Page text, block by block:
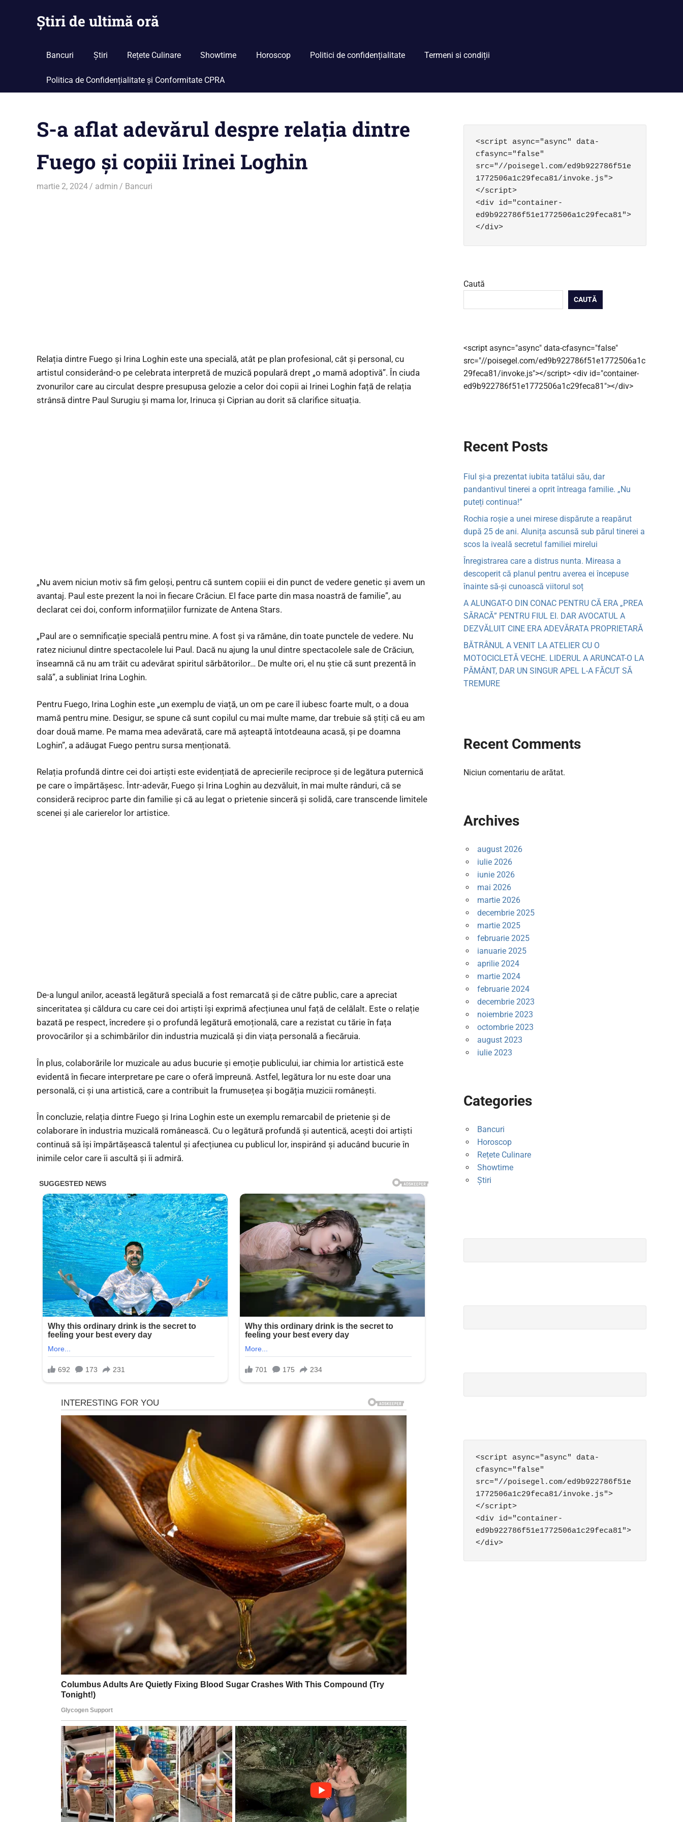
Știri de ultimă oră
curent
Bancuri Știri Rețete Culinare Showtime Horoscop Politici de confidențialitate Termeni si condiții
Politica de Confidențialitate și Conformitate CPRA
S-a aflat adevărul despre relația dintre
Fuego și copiii Irinei Loghin
martie 2, 2024 admin Bancuri
Relația dintre Fuego și Irina Loghin este una specială, atât pe plan profesional, cât și personal, cu
artistul considerând-o pe celebrata interpretă de muzică populară drept „o mamă adoptivă”. În ciuda
zvonurilor care au circulat despre presupusa gelozie a celor doi copii ai Irinei Loghin față de relația
strânsă dintre Paul Surugiu și mama lor, Irinuca și Ciprian au dorit să clarifice situația.
„Nu avem niciun motiv să fim geloși, pentru că suntem copiii ei din punct de vedere genetic și avem un
avantaj. Paul este prezent la noi în fiecare Crăciun. El face parte din masa noastră de familie”, au
declarat cei doi, conform informațiilor furnizate de Antena Stars.
„Paul are o semnificație specială pentru mine. A fost și va rămâne, din toate punctele de vedere. Nu
ratez niciunul dintre spectacolele lui Paul. Dacă nu ajung la unul dintre spectacolele sale de Crăciun,
înseamnă că nu am trăit cu adevărat spiritul sărbătorilor… De multe ori, el nu știe că sunt prezentă în
sală”, a subliniat Irina Loghin.
Pentru Fuego, Irina Loghin este „un exemplu de viață, un om pe care îl iubesc foarte mult, o a doua
mamă pentru mine. Desigur, se spune că sunt copilul cu mai multe mame, dar trebuie să știți că eu am
doar două mame. Pe mama mea adevărată, care mă așteaptă întotdeauna acasă, și pe doamna
Loghin”, a adăugat Fuego pentru sursa menționată.
Relația profundă dintre cei doi artiști este evidențiată de aprecierile reciproce și de legătura puternică
pe care o împărtășesc. Într-adevăr, Fuego și Irina Loghin au dezvăluit, în mai multe rânduri, că se
consideră reciproc parte din familie și că au legat o prietenie sinceră și solidă, care transcende limitele
scenei și ale carierelor lor artistice.
De-a lungul anilor, această legătură specială a fost remarcată și de către public, care a apreciat
sinceritatea și căldura cu care cei doi artiști își exprimă afecțiunea unul față de celălalt. Este o relație
bazată pe respect, încredere și o profundă legătură emoțională, care a rezistat cu tărie în fața
provocărilor și a schimbărilor din industria muzicală și din viața personală a fiecăruia.
În plus, colaborările lor muzicale au adus bucurie și emoție publicului, iar chimia lor artistică este
evidentă în fiecare interpretare pe care o oferă împreună. Astfel, legătura lor nu este doar una
personală, ci și una artistică, care a contribuit la frumusețea și bogăția muzicii românești.
În concluzie, relația dintre Fuego și Irina Loghin este un exemplu remarcabil de prietenie și de
colaborare în industria muzicală românească. Cu o legătură profundă și autentică, acești doi artiști
continuă să își împărtășească talentul și afecțiunea cu publicul lor, inspirând și aducând bucurie în
inimile celor care îi ascultă și îi admiră.
<script async="async" data-
cfasync="false"
src="//poisegel.com/ed9b922786f51e
1772506a1c29feca81/invoke.js">
</script>
<div id="container-
ed9b922786f51e1772506a1c29feca81">
</div>
Caută
CAUTĂ
<script async="async" data-cfasync="false"
src="//poisegel.com/ed9b922786f51e1772506a1c
29feca81/invoke.js"></script> <div id="container-
ed9b922786f51e1772506a1c29feca81"></div>
Recent Posts
Fiul și-a prezentat iubita tatălui său, dar
pandantivul tinerei a oprit întreaga familie. „Nu
puteți continua!”
Rochia roșie a unei mirese dispărute a reapărut
după 25 de ani. Alunița ascunsă sub părul tinerei a
scos la iveală secretul familiei mirelui
Înregistrarea care a distrus nunta. Mireasa a
descoperit că planul pentru averea ei începuse
înainte să-și cunoască viitorul soț
A ALUNGAT-O DIN CONAC PENTRU CĂ ERA „PREA
SĂRACĂ” PENTRU FIUL EI. DAR AVOCATUL A
DEZVĂLUIT CINE ERA ADEVĂRATA PROPRIETARĂ
BĂTRÂNUL A VENIT LA ATELIER CU O
MOTOCICLETĂ VECHE. LIDERUL A ARUNCAT-O LA
PĂMÂNT, DAR UN SINGUR APEL L-A FĂCUT SĂ
TREMURE
Recent Comments
Niciun comentariu de arătat.
Archives
august 2026
iulie 2026
iunie 2026
mai 2026
martie 2026
decembrie 2025
martie 2025
februarie 2025
ianuarie 2025
aprilie 2024
martie 2024
februarie 2024
decembrie 2023
noiembrie 2023
octombrie 2023
august 2023
iulie 2023
Categories
Bancuri
Horoscop
Rețete Culinare
Showtime
Știri
<script async="async" data-
cfasync="false"
src="//poisegel.com/ed9b922786f51e
1772506a1c29feca81/invoke.js">
</script>
<div id="container-
ed9b922786f51e1772506a1c29feca81">
</div>